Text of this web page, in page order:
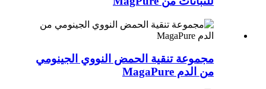
مجموعة تنقية الحمض النووي الجينومي
من الدم MagaPure